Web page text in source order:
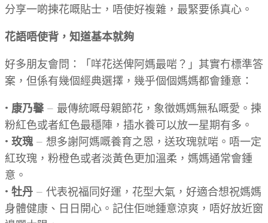
分享一啲揀花嘅貼士，唔使好複雜，最緊要係真心。
花語唔使背，知道基本就夠
好多朋友會問：「咩花送俾阿媽最啱？」其實冇標準答
案，但係有幾個經典選擇，幾乎個個媽媽都會鍾意：
• 康乃馨 — 最傳統嘅母親節花，象徵媽媽無私嘅愛。揀
粉紅色或者紅色最穩陣，插水養可以放一星期有多。
• 玫瑰— 想多謝阿媽嘅養育之恩，送玫瑰就啱。唔一定
紅玫瑰，粉橙色或者淡黃色更加溫柔，媽媽通常會鍾
意。
• 牡丹 — 代表祝福同好運，花型大氣，好適合想祝媽媽
身體健康、日日開心。記住佢哋鍾意涼爽，唔好放近窗